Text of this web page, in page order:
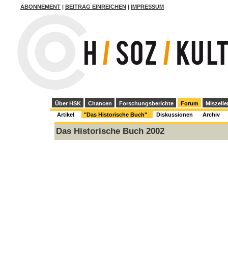
ABONNEMENT BEITRAG EINREICHEN IMPRESSUM
Über HSK Chancen Forschungsberichte Forum
Artikel
"Das Historische Buch" Diskussionen Archiv
Das Historische Buch 2002